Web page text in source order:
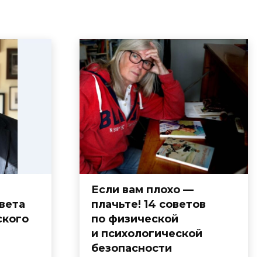
Если вам плохо —
плачьте! 14 советов
по физической
и психологической
безопасности